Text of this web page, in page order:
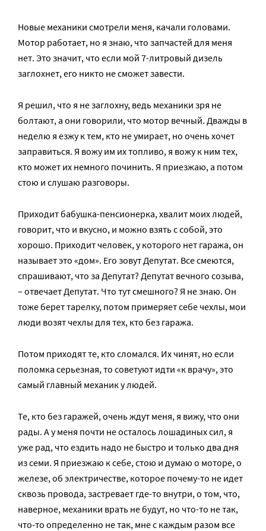
Новые механики смотрели меня, качали головами.
Мотор работает, но я знаю, что запчастей для меня
нет. Это значит, что если мой 7-литровый дизель
заглохнет, его никто не сможет завести.
Я решил, что я не заглохну, ведь механики зря не
болтают, а они говорили, что мотор вечный. Дважды в
неделю я езжу к тем, кто не умирает, но очень хочет
заправиться. Я вожу им их топливо, я вожу к ним тех,
кто может их немного починить. Я приезжаю, а потом
стою и слушаю разговоры.
Приходит бабушка-пенсионерка, хвалит моих людей,
говорит, что и вкусно, и можно взять с собой, это
хорошо. Приходит человек, у которого нет гаража, он
называет это «дом». Его зовут Депутат. Все смеются,
спрашивают, что за Депутат? Депутат вечного созыва,
– отвечает Депутат. Что тут смешного? Я не знаю. Он
тоже берет тарелку, потом примеряет себе чехлы, мои
люди возят чехлы для тех, кто без гаража.
Потом приходят те, кто сломался. Их чинят, но если
поломка серьезная, то советуют идти «к врачу», это
самый главный механик у людей.
Те, кто без гаражей, очень ждут меня, я вижу, что они
рады. А у меня почти не осталось лошадиных сил, я
уже рад, что ездить надо не быстро и только два дня
из семи. Я приезжаю к себе, стою и думаю о моторе, о
железе, об электричестве, которое почему-то не идет
сквозь провода, застревает где-то внутри, о том, что,
наверное, механики врать не будут, но что-то не так,
что-то определенно не так, мне с каждым разом все